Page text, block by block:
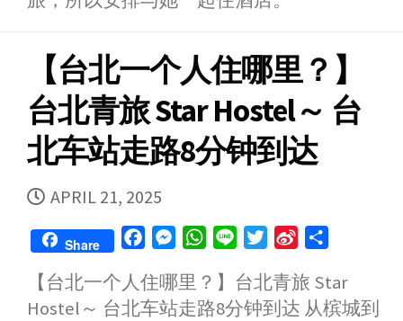
r
o
【台北一个人住哪里？】
台北青旅 Star Hostel～ 台
北车站走路8分钟到达
PUBLISHED
DATE
APRIL 21, 2025
Share
c
e
s
s
W
a
t
n
e
i
t
n
a
a
r
【台北一个人住哪里？】台北青旅 Star
Hostel～ 台北车站走路8分钟到达 从槟城到